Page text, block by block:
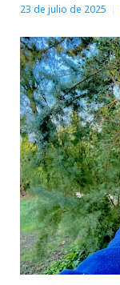
23 de julio de 2025